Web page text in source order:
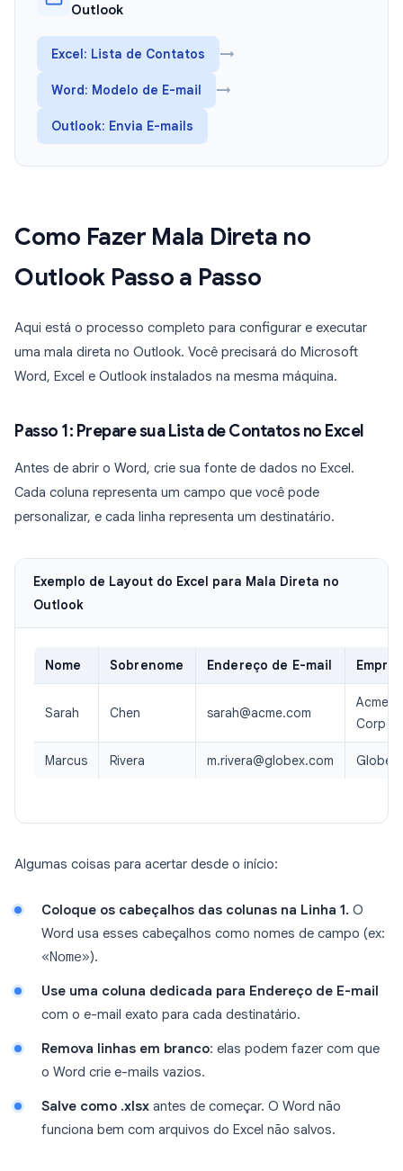
Outlook
Excel: Lista de Contatos →
Word: Modelo de E-mail →
Outlook: Envia E-mails
Como Fazer Mala Direta no
Outlook Passo a Passo
Aqui está o processo completo para configurar e executar
uma mala direta no Outlook. Você precisará do Microsoft
Word, Excel e Outlook instalados na mesma máquina.
Passo 1: Prepare sua Lista de Contatos no Excel
Antes de abrir o Word, crie sua fonte de dados no Excel.
Cada coluna representa um campo que você pode
personalizar, e cada linha representa um destinatário.
Exemplo de Layout do Excel para Mala Direta no
Outlook
Nome Sobrenome Endereço de E-mail
Sarah Chen sarah@acme.com
Acme
Corp
Marcus Rivera m.rivera@globex.com Globex
Algumas coisas para acertar desde o início:
Coloque os cabeçalhos das colunas na Linha 1. O
Word usa esses cabeçalhos como nomes de campo (ex:
«Nome»).
Use uma coluna dedicada para Endereço de E-mail
com o e-mail exato para cada destinatário.
Remova linhas em branco: elas podem fazer com que
o Word crie e-mails vazios.
Salve como .xlsx antes de começar. O Word não
funciona bem com arquivos do Excel não salvos.